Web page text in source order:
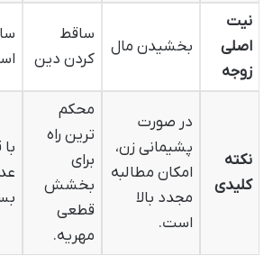
نیت
اصلی
زوجه
بخشیدن مال
ساقط
کردن دین
نکته
کلیدی
در صورت
پشیمانی زن،
امکان مطالبه
مجدد بالا
است.
محکم
ترین راه
برای
بخشش
قطعی
مهریه.